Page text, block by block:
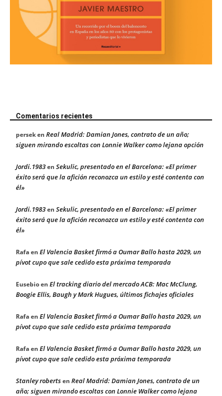
Comentarios recientes
perseken Real Madrid: Damian Jones, contrato de un año;
siguen mirando escoltas con Lonnie Walker como lejana opción
Jordi.1983en Sekulic, presentado en el Barcelona: «El primer
éxito será que la afición reconozca un estilo y esté contenta con
él»
Jordi.1983en Sekulic, presentado en el Barcelona: «El primer
éxito será que la afición reconozca un estilo y esté contenta con
él»
Rafaen El Valencia Basket firmó a Oumar Ballo hasta 2029, un
pívot cupo que sale cedido esta próxima temporada
Eusebioen El tracking diario del mercado ACB: Mac McClung,
Boogie Ellis, Baugh y Mark Hugues, últimos fichajes oficiales
Rafaen El Valencia Basket firmó a Oumar Ballo hasta 2029, un
pívot cupo que sale cedido esta próxima temporada
Rafaen El Valencia Basket firmó a Oumar Ballo hasta 2029, un
pívot cupo que sale cedido esta próxima temporada
Stanley robertsen Real Madrid: Damian Jones, contrato de un
año; siguen mirando escoltas con Lonnie Walker como lejana